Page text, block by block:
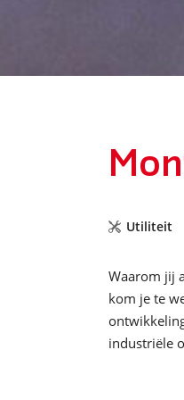
Utiliteit
Waarom jij
kom je te
industriële